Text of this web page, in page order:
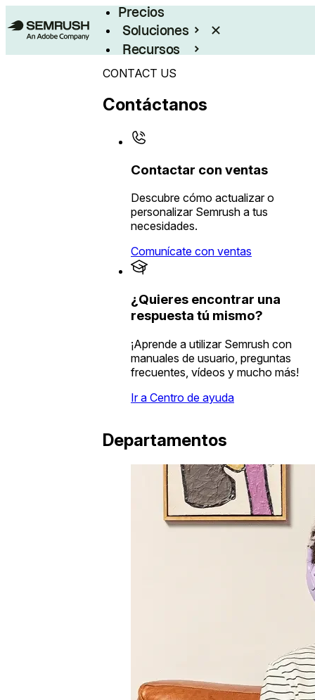
Precios
Soluciones
Recursos
Empresas
CONTACT US
Contáctanos
Contactar con ventas
Descubre cómo actualizar o
personalizar Semrush a tus
necesidades.
Comunícate con ventas
¿Quieres encontrar una
respuesta tú mismo?
¡Aprende a utilizar Semrush con
manuales de usuario, preguntas
frecuentes, vídeos y mucho más!
Ir a Centro de ayuda
Departamentos